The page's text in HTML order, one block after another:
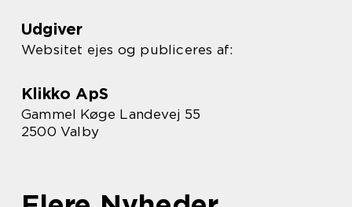
Udgiver
Websitet ejes og publiceres af:
Klikko ApS
Gammel Køge Landevej 55
2500 Valby